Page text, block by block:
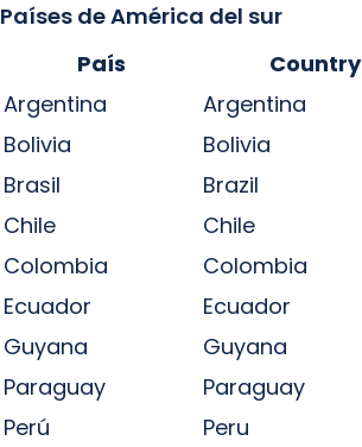
Países de América del sur
País
Country
Argentina
Argentina
Bolivia
Bolivia
Brasil
Brazil
Chile
Chile
Colombia
Colombia
Ecuador
Ecuador
Guyana
Guyana
Paraguay
Paraguay
Perú
Peru